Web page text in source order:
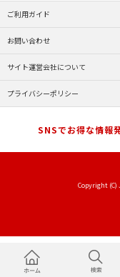
ご利用ガイド
お問い合わせ
サイト運営会社について
プライバシーポリシー
SNSでお得な情報
Copyright (C)